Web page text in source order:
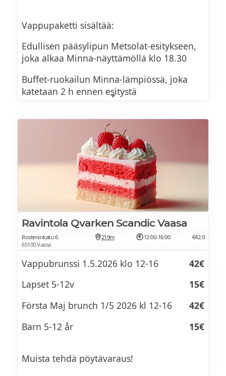
Vappupaketti sisältää:
Edullisen pääsylipun Metsolat-esitykseen,
joka alkaa Minna-näyttämöllä klo 18.30
Buffet-ruokailun Minna-lämpiössä, joka
katetaan 2 h ennen esitystä
Lime-graavilohta ja varhaiskaalia M, G
Paahdettua paprikaa, marinoitua
kesäkurpitsaa & kapriksia Ve, G
Karamellisoitua palsternakkaa &
paahdettua saksanpähkinää Ve, G
Vuohenjuustoa, marinoitua punajuurta &
L, G
Vihreä salaatti & vadelmavinaigrettea Ve, G
Lähileipurin siemenleipää & sitruuna-
Ravintola Qvarken Scandic Vaasa
Rosteninkatu 6
65100 Vaasa
219m 12:00-16:00 €42.0
Vappubrunssi 1.5.2026 klo 12-16
42€
Lapset 5-12v
15€
Första Maj brunch 1/5 2026 kl 12-16
42€
Barn 5-12 år
15€
Muista tehdä pöytävaraus!